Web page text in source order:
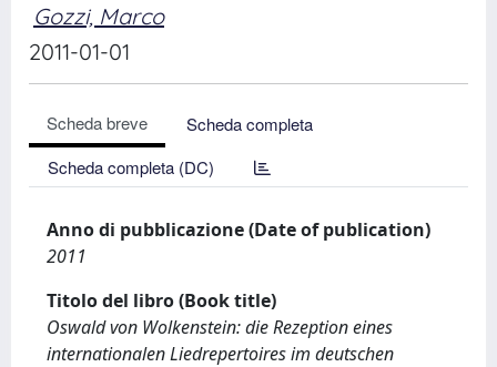
Gozzi, Marco
2011-01-01
Scheda breve
Scheda completa
Scheda completa (DC)
Anno di pubblicazione (Date of publication)
2011
Titolo del libro (Book title)
Oswald von Wolkenstein: die Rezeption eines
internationalen Liedrepertoires im deutschen